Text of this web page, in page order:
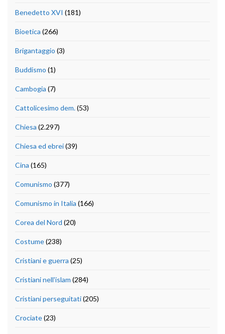
Benedetto XVI (181)
Bioetica (266)
Brigantaggio (3)
Buddismo (1)
Cambogia (7)
Cattolicesimo dem.(53)
Chiesa (2.297)
Chiesa ed ebrei(39)
Cina (165)
Comunismo (377)
Comunismo in Italia (166)
Corea del Nord (20)
Costume(238)
Cristiani e guerra (25)
Cristiani nell'islam (284)
Cristiani perseguitati(205)
Crociate(23)